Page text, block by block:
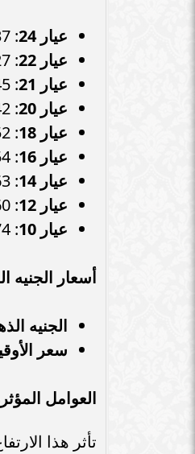
عيار 24
: 4,737 جنيهًا للجرام.
عيار 22
: 4,327 جنيهًا للجرام.
عيار 21
: 4,145 جنيهًا للجرام.
عيار 20
: 3,942 جنيهًا للجرام.
عيار 18
: 3,552 جنيهًا للجرام.
عيار 16
: 3,154 جنيهًا للجرام.
عيار 14
: 2,763 جنيهًا للجرام.
عيار 12
: 2,360 جنيهًا للجرام.
عيار 10
: 1,974 جنيهًا للجرام.
أسعار الجنيه
الجنيه
سعر
العوامل
تأثر هذا
محمد صلاح يكشف مطربه
وأقرب أصدقائه داخل